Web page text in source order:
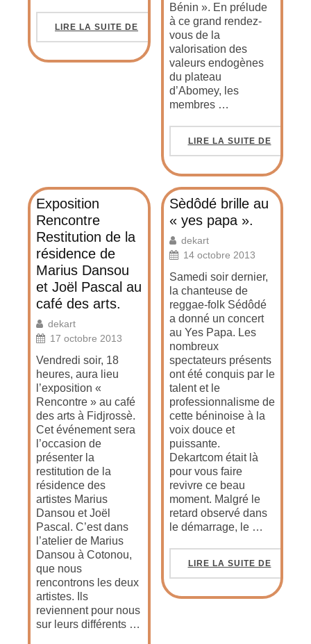
LIRE LA SUITE DE
Bénin ». En prélude
à ce grand rendez-
vous de la
valorisation des
valeurs endogènes
du plateau
d’Abomey, les
membres …
LIRE LA SUITE DE
Exposition
Rencontre
Restitution de la
résidence de
Marius Dansou
et Joël Pascal au
café des arts.
dekart
17 octobre 2013
Vendredi soir, 18
heures, aura lieu
l’exposition «
Rencontre » au café
des arts à Fidjrossè.
Cet événement sera
l’occasion de
présenter la
restitution de la
résidence des
artistes Marius
Dansou et Joël
Pascal. C’est dans
l’atelier de Marius
Dansou à Cotonou,
que nous
rencontrons les deux
artistes. Ils
reviennent pour nous
sur leurs différents …
Sèdôdé brille au
« yes papa ».
dekart
14 octobre 2013
Samedi soir dernier,
la chanteuse de
reggae-folk Sédôdé
a donné un concert
au Yes Papa. Les
nombreux
spectateurs présents
ont été conquis par le
talent et le
professionnalisme de
cette béninoise à la
voix douce et
puissante.
Dekartcom était là
pour vous faire
revivre ce beau
moment. Malgré le
retard observé dans
le démarrage, le …
LIRE LA SUITE DE